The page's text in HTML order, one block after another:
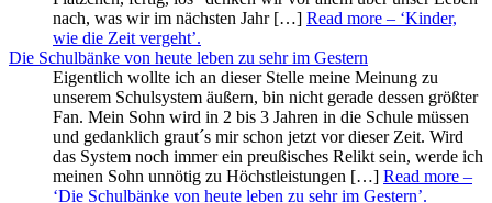
nach, was wir im nächsten Jahr […] Read more – ‘Kinder,
wie die Zeit vergeht’.
Die Schulbänke von heute leben zu sehr im Gestern
Eigentlich wollte ich an dieser Stelle meine Meinung zu
unserem Schulsystem äußern, bin nicht gerade dessen größter
Fan. Mein Sohn wird in 2 bis 3 Jahren in die Schule müssen
und gedanklich graut´s mir schon jetzt vor dieser Zeit. Wird
das System noch immer ein preußisches Relikt sein, werde ich
meinen Sohn unnötig zu Höchstleistungen […] Read more –
‘Die Schulbänke von heute leben zu sehr im Gestern’.